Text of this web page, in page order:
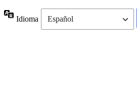
Idioma